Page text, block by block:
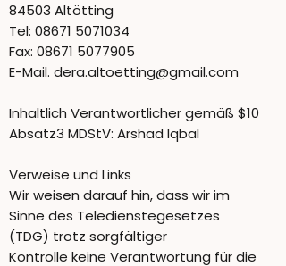
84503 Altötting
Tel: 08671 5071034
Fax: 08671 5077905
E-Mail. dera.altoetting@gmail.com
Inhaltlich Verantwortlicher gemäß $10
Absatz3 MDStV: Arshad Iqbal
Verweise und Links
Wir weisen darauf hin, dass wir im
Sinne des Teledienstegesetzes
(TDG) trotz sorgfältiger
Kontrolle keine Verantwortung für die